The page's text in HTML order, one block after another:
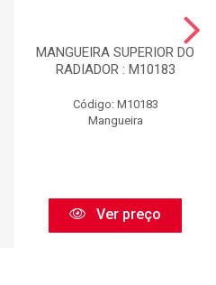
MANGUEIRA SUPERIOR DO
RADIADOR : M10183
Código: M10183
Mangueira
Ver preço